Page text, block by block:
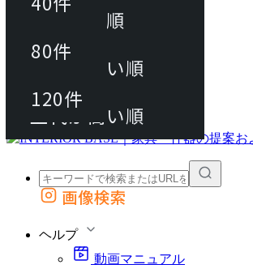
動画マニュアル
FAQ
カート
外部サイトの商品をカートに追加
画像検索
ヘルプ
動画マニュアル
80件
120件
おすすめ順
上代が安い順
上代が高い順
80件
120件